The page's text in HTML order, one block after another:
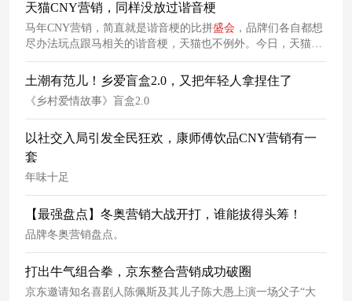
天猫CNY营销，同样没放过谐音梗
马年CNY营销，简直就是谐音梗的比拼盛会 ，品牌们各自都想
尽办法玩点跟马相关的谐音梗，天猫也不例外。今日，天猫携
手新春年礼大使马丽，共同上线了一支全新谐音梗广告，把
“买健康礼上天 猫”的核心卖点通过趣味的方式植入观众心中。
土潮有范儿！乡爱盲盒2.0，又把年轻人拿捏住了
《乡村爱情故事》盲盒2.0
以社交入局引发全民狂欢，康师傅饮品CNY营销有一
套
年味十足
【最强盘点】冬奥营销大战开打，谁能拔得头筹！
品牌冬奥营销盘点。
打出牛气组合拳，京东整合营销成功破圈
京东邀请知名喜剧人陈佩斯及其儿子陈大愚上演一场父子“大